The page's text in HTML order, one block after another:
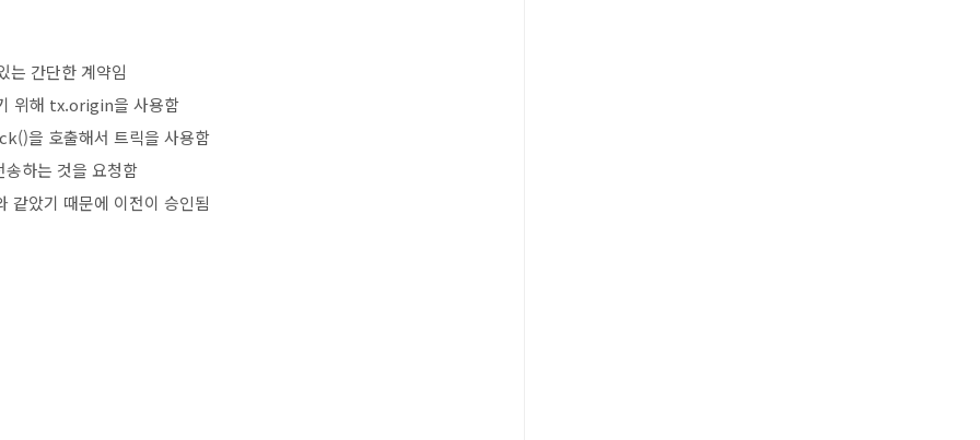
는 간단한 계약임
위해 tx.origin을 사용함
을 호출해서 트릭을 사용함
하는 것을 요청함
았기 때문에 이전이 승인됨